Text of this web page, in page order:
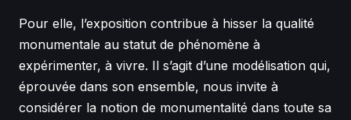
Pour elle, l’exposition contribue à hisser la qualité
monumentale au statut de phénomène à
expérimenter, à vivre. Il s’agit d’une modélisation qui,
éprouvée dans son ensemble, nous invite à
considérer la notion de monumentalité dans toute sa